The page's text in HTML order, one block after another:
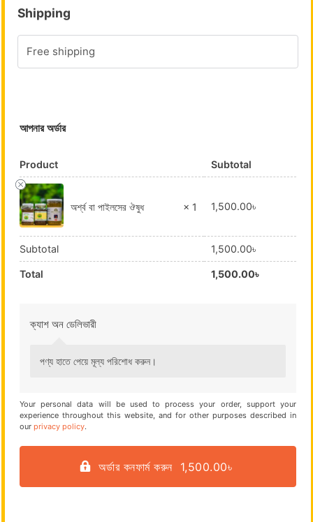
Shipping
Free shipping
আপনার অর্ডার
Product Subtotal
অর্শ্ব বা পাইলসের ঔষুধ × 1 1,500.00৳
Subtotal 1,500.00৳
Total 1,500.00৳
ক্যাশ অন ডেলিভারী
পণ্য হাতে পেয়ে মূল্য পরিশোধ করুন।
Your personal data will be used to process your order, support your
experience throughout this website, and for other purposes described in
our privacy policy.
অর্ডার কনফার্ম করুন 1,500.00৳